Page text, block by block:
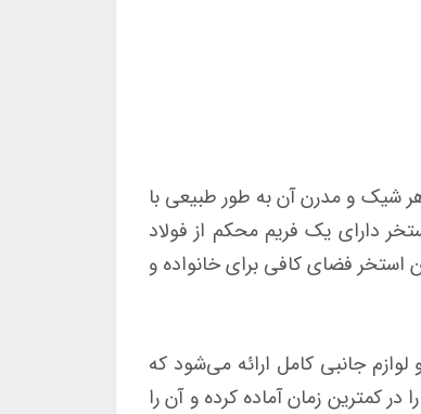
می‌دهد. ظاهر شیک و مدرن آن به طور طبیعی با
دارای یک فریم محکم از فولاد
و مقاومت قابل توجهی در برابر زنگ‌زدگی و خوردگی دارد. با ظرفیت آب 54368 لیتر، این استخر فضای کافی برای خانواده و
جانبی کامل ارائه می‌شود که
کمترین زمان آماده کرده و آن را